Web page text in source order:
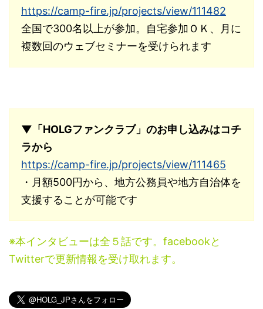
https://camp-fire.jp/projects/view/111482
全国で300名以上が参加。自宅参加ＯＫ、月に
複数回のウェブセミナーを受けられます
▼「HOLGファンクラブ」のお申し込みはコチ
ラから
https://camp-fire.jp/projects/view/111465
・月額500円から、地方公務員や地方自治体を
支援することが可能です
※本インタビューは全５話です。facebookと
Twitterで更新情報を受け取れます。